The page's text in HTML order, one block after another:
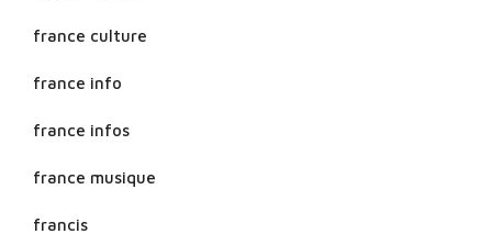
france culture
france info
france infos
france musique
francis